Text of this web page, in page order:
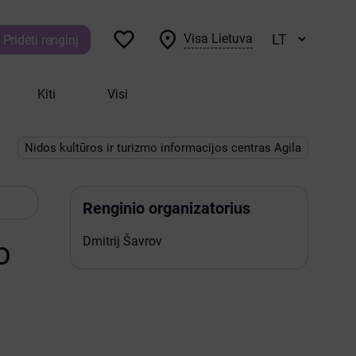
Pridėti renginį   Visa Lietuva
Kiti Visi
Nidos kultūros ir turizmo informacijos centras Agila
Renginio organizatorius
Dmitrij Šavrov